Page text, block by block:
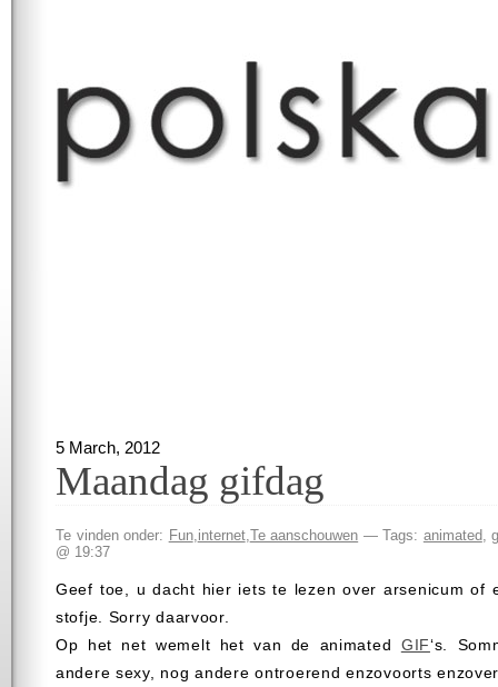
5 March, 2012
Maandag gifdag
Te vinden onder: Fun, internet, Te aanschouwen — Tags: animated,
@ 19:37
Geef toe, u dacht hier iets te lezen over arsenicum of
stofje. Sorry daarvoor.
Op het net wemelt het van de animated GIF‘s.
andere sexy, nog andere ontroerend enzovoorts